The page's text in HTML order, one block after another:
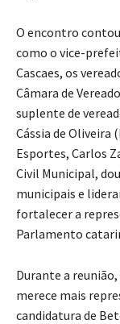
O encontro
como o vice-
Cascaes, os
Câmara de
suplente de
Cássia de Oliveira
Esportes, Carlos
Civil Municipal,
municipais e
fortalecer a
Parlamento
Durante a
merece mais
candidatura de